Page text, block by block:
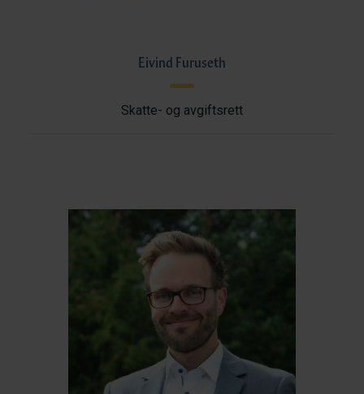
Eivind Furuseth
Skatte- og avgiftsrett